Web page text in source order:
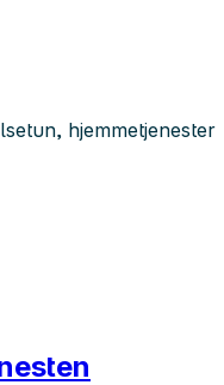
hjemmetjenester